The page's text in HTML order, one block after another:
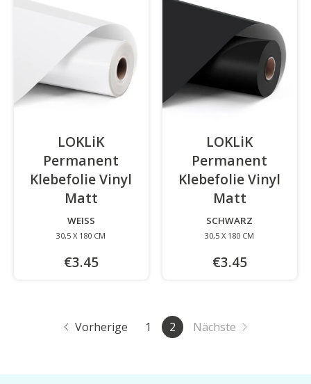
LOKLiK
Permanent
Klebefolie Vinyl
Matt
WEISS
30,5 X 180 CM
€3.45
LOKLiK
Permanent
Klebefolie Vinyl
Matt
SCHWARZ
30,5 X 180 CM
€3.45
Vorherige 1 2 Nächste